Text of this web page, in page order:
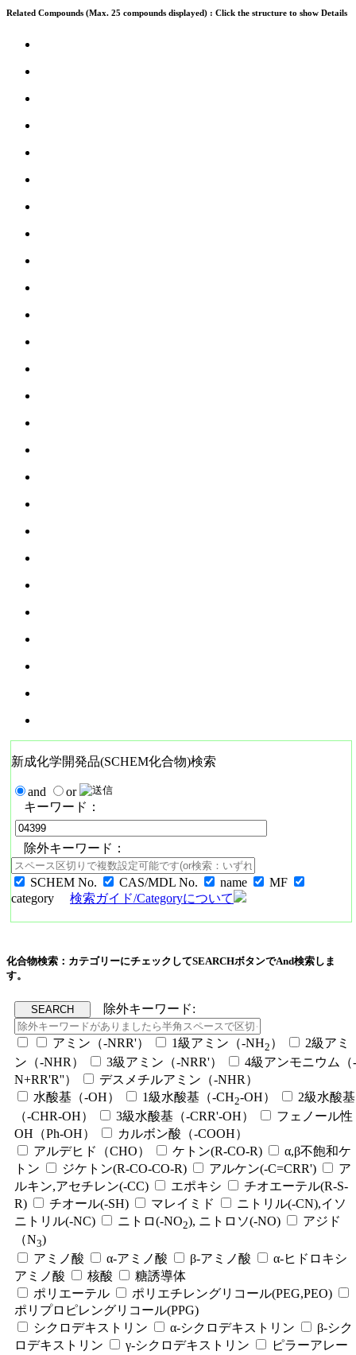
Related Compounds (Max. 25 compounds displayed) : Click the structure to show Details
新成化学開発品(SCHEM化合物)検索
and
or
キーワード：
除外キーワード：
SCHEM No. CAS/MDL No. name
MF
category
検索ガイド/Categoryについて
化合物検索：カテゴリーにチェックしてSEARCHボタンでAnd検索しま
す。
除外キーワード:
アミン（-NRR'） 1級アミン（-NH2 ）
2級アミ
ン（-NHR）
3級アミン（-NRR'）
4級アンモニウム（-
N+RR'R''）
デスメチルアミン（-NHR）
水酸基（-OH）
1級水酸基（-CH2-OH）
2級水酸基
（-CHR-OH）
3級水酸基（-CRR'-OH）
フェノール性
OH（Ph-OH）
カルボン酸（-COOH）
アルデヒド（CHO）
ケトン(R-CO-R)
α,β不飽和ケ
トン
ジケトン(R-CO-CO-R) アルケン(-C=CRR')
ア
ルキン,アセチレン(-CC)
エポキシ
チオエーテル(R-S-
R)
チオール(-SH) マレイミド
ニトリル(-CN),イソ
ニトリル(-NC)
ニトロ(-NO2), ニトロソ(-NO)
アジド
（N3)
アミノ酸
α-アミノ酸 β-アミノ酸
α-ヒドロキシ
アミノ酸
核酸
糖誘導体
ポリエーテル
ポリエチレングリコール(PEG,PEO)
ポリプロピレングリコール(PPG)
シクロデキストリン
α-シクロデキストリン
β-シク
ロデキストリン
γ-シクロデキストリン ピラーアレー